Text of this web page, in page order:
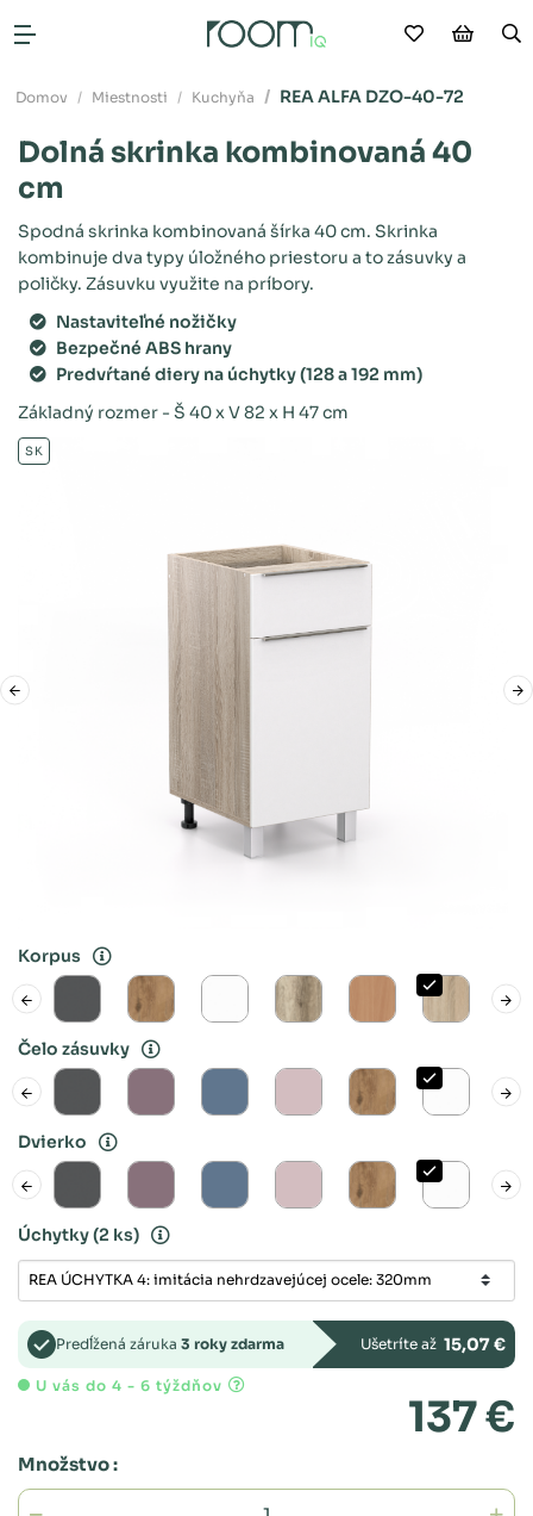
Otvoriť menu Moje
Domov Miestnosti Kuchyňa REA ALFA DZO-40-72
Dolná skrinka kombinovaná 40
cm
Spodná skrinka kombinovaná šírka 40 cm. Skrinka
kombinuje dva typy úložného priestoru a to zásuvky a
poličky. Zásuvku využite na príbory.
Nastaviteľné nožičky
Bezpečné ABS hrany
Predvŕtané diery na úchytky (128 a 192 mm)
Základný rozmer - Š 40 x V 82 x H 47 cm
SK
Korpus
Čelo zásuvky
Dvierko
Úchytky(2 ks)
Predĺžená záruka 3 roky zdarma Ušetríte až 15,07 €
U vás do 4 - 6 týždňov
137 €
Množstvo :